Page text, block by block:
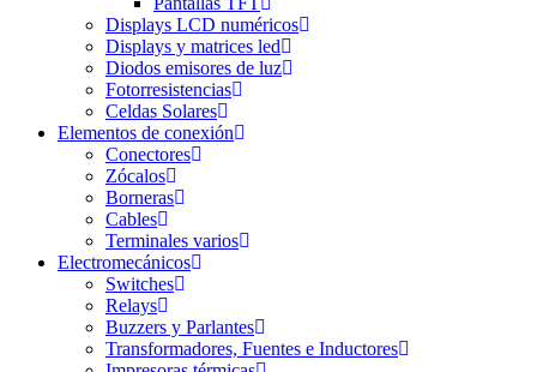
Displays LCD numéricos
Displays y matrices led
Diodos emisores de luz
Fotorresistencias
Celdas Solares
Elementos de conexión
Conectores
Zócalos
Borneras
Cables
Terminales varios
Electromecánicos
Switches
Relays
Buzzers y Parlantes
Transformadores, Fuentes e Inductores